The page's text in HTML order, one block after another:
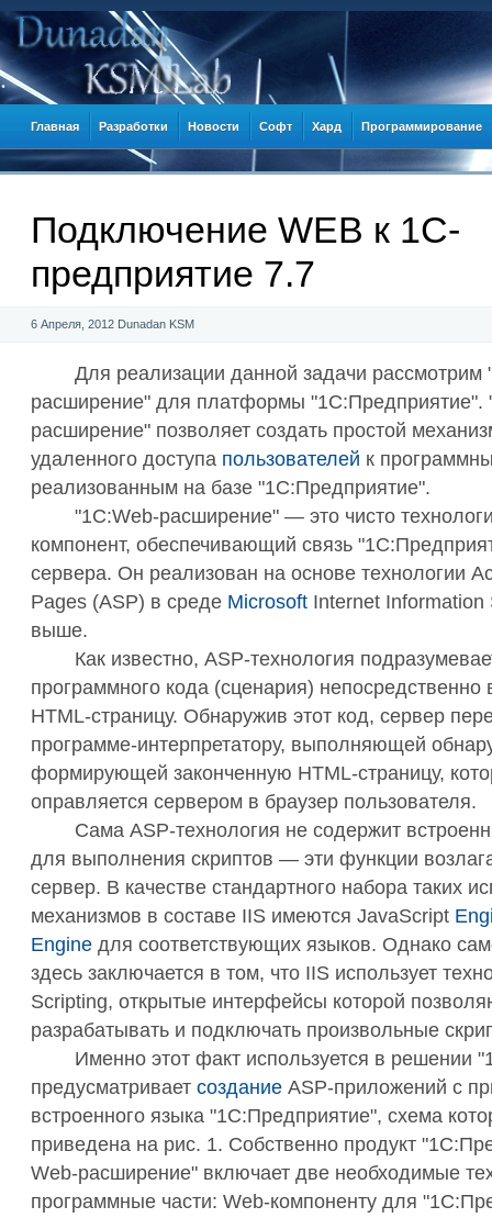
Главная Разработки Новости Софт Хард Программирование
Подключение WEB к 1С-
предприятие 7.7
6 Апреля, 2012 Dunadan KSM
Для реализации данной задачи рассмотрим
расширение" для платформы "1С:Предприятие".
расширение" позволяет создать простой
удаленного доступа пользователей к
реализованным на базе "1С:Предприятие".
"1С:Web-расширение" — это чисто
компонент, обеспечивающий связь
сервера. Он реализован на основе технологии
Pages (ASP) в среде Microsoft Internet
выше.
Как известно, ASP-технология
программного кода (сценария) непосредственно
HTML-страницу. Обнаружив этот код, сервер
программе-интерпретатору, выполняющей
формирующей законченную HTML-страницу,
оправляется сервером в браузер пользователя.
Сама ASP-технология не содержит
для выполнения скриптов — эти функции
сервер. В качестве стандартного набора таких
механизмов в составе IIS имеются JavaScript
Engine для соответствующих языков. Однако
здесь заключается в том, что IIS использует
Scripting, открытые интерфейсы которой
разрабатывать и подключать произвольные
Именно этот факт используется в решении
предусматривает создание ASP-приложений с
встроенного языка "1С:Предприятие", схема
приведена на рис. 1. Собственно продукт
Web-расширение" включает две необходимые
программные части: Web-компоненту для